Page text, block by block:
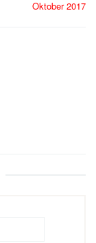
Oktober 2017